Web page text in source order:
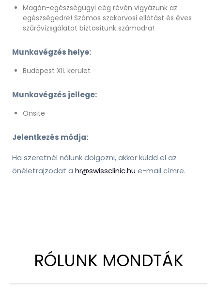
Magán-egészségügyi cég révén vigyázunk az
egészségedre! Számos szakorvosi ellátást és éves
szűrővizsgálatot biztosítunk számodra!
Munkavégzés helye:
Budapest XII. kerület
Munkavégzés jellege:
Onsite
Jelentkezés módja:
Ha szeretnél nálunk dolgozni, akkor küldd el az
önéletrajzodat a hr@swissclinic.hu e-mail címre.
RÓLUNK MONDTÁK